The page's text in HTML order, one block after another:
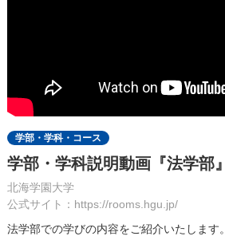
学部・学科・コース
学部・学科説明動画『法学部』
北海学園大学
公式サイト：https://rooms.hgu.jp/
法学部での学びの内容をご紹介いたします。